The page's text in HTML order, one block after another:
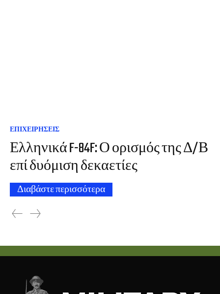
ΕΠΙΧΕΙΡΗΣΕΙΣ
Ελληνικά F-84F: Ο ορισμός της Δ/Β
επί δυόμιση δεκαετίες
Διαβάστε περισσότερα